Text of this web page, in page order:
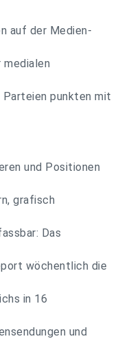
auf der Medien-
Parteien punkten mit
und Positionen
grafisch
Das
wöchentlich die
in 16
und